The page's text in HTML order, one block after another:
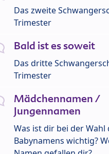
Das zweite
Trimester
Bald ist es soweit
Das dritte
Trimester
Mädchennamen /
Jungennamen
Was ist dir bei der Wahl
Babynamens wichtig?